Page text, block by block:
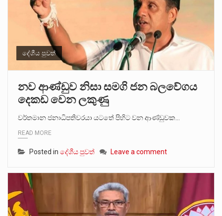
දේශීය පුවත්
නව ආණ්ඩුව නිසා සමගි ජන බලවේගය
දෙකඩ වෙන ලකුණු
වර්තමාන ජනාධිපතිවරයා යටතේ පිහිට වන ආණ්ඩුවක…
READ MORE
Posted in දේශීය පුවත් Leave a comment